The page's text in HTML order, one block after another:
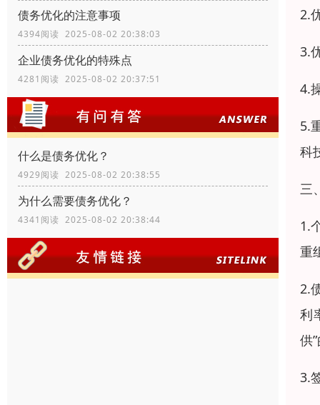
债务优化的注意事项
4394阅读 2025-08-02 20:38:03
企业债务优化的特殊点
4281阅读 2025-08-02 20:37:51
什么是债务优化？
4929阅读 2025-08-02 20:38:55
为什么需要债务优化？
4341阅读 2025-08-02 20:38:44
2.
3.
4.
5.
科
三
1.
重
2.
利
供
3.